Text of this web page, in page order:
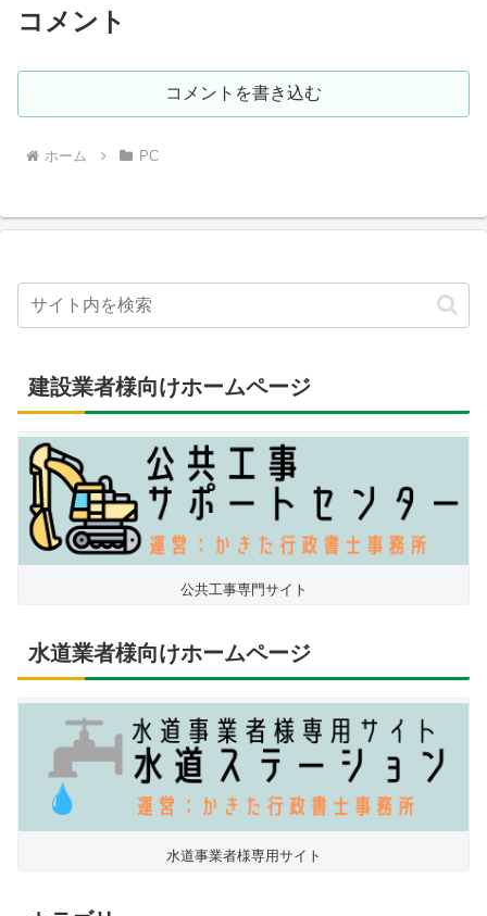
コメント
コメントを書き込む
ホーム PC
建設業者様向けホームページ
公共工事専門サイト
水道業者様向けホームページ
水道事業者様専用サイト